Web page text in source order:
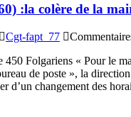
:la colère de la
Cgt-fapt_77
450 Folgariens « Pour le
de poste », la
d’un changement des